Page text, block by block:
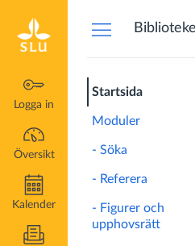
Logga in
Översikt
Kalender
Startsida
Moduler
- Söka
- Referera
- Figurer och
upphovsrätt